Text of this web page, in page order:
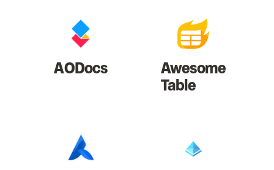
AODocs Awesome
Table